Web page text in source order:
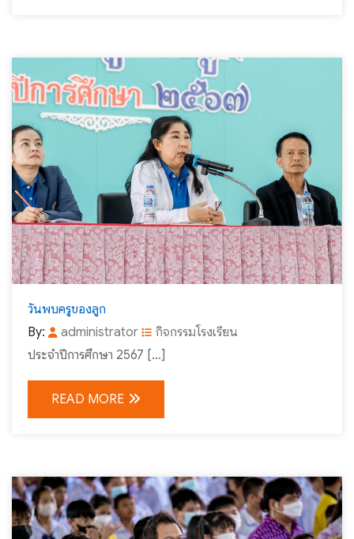
วันพบครูของลูก
By:
administrator
กิจกรรมโรงเรียน
ประจำปีการศึกษา 2567 […]
READ MORE